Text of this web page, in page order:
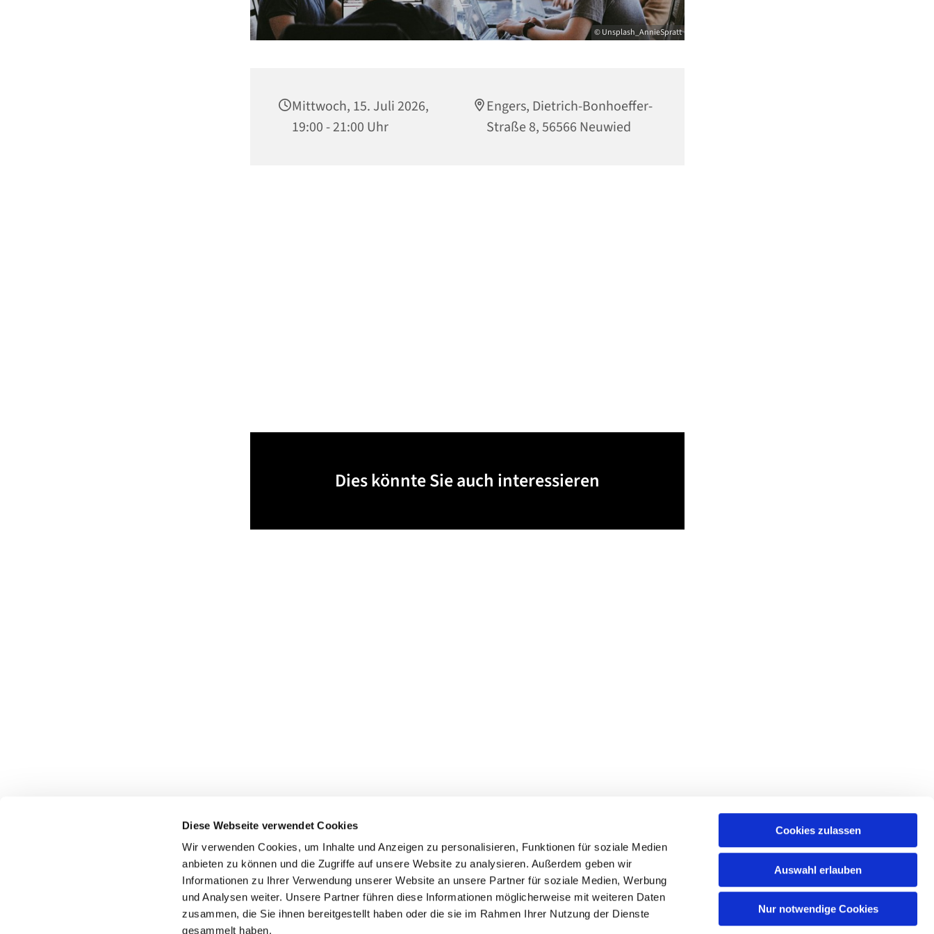
Diese Webseite verwendet Cookies
Wir verwenden Cookies, um Inhalte und Anzeigen zu personalisieren, Funktionen für soziale Medien
anbieten zu können und die Zugriffe auf unsere Website zu analysieren. Außerdem geben wir
Informationen zu Ihrer Verwendung unserer Website an unsere Partner für soziale Medien, Werbung
und Analysen weiter. Unsere Partner führen diese Informationen möglicherweise mit weiteren Daten
zusammen, die Sie ihnen bereitgestellt haben oder die sie im Rahmen Ihrer Nutzung der Dienste
gesammelt haben.
Cookies zulassen
Auswahl erlauben
Nur notwendige Cookies
© Unsplash_AnnieSpratt
Mittwoch, 15. Juli 2026,
19:00 - 21:00 Uhr
Engers, Dietrich-Bonhoeffer-
Straße 8, 56566 Neuwied
Dies könnte Sie auch interessieren
Datenschutzerklärung ChurchDesk-Login